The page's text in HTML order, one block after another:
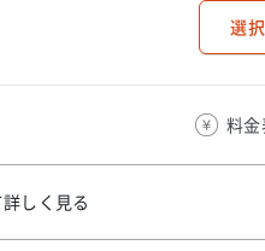
選択
料
詳しく見る